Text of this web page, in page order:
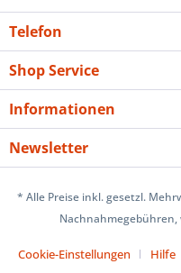
Telefon
Shop Service
Informationen
Newsletter
* Alle Preise inkl. gesetzl.
Cookie-Einstellungen Hilfe